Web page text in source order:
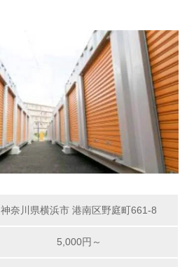
神奈川県横浜市 港南区野庭町661-8
5,000円～